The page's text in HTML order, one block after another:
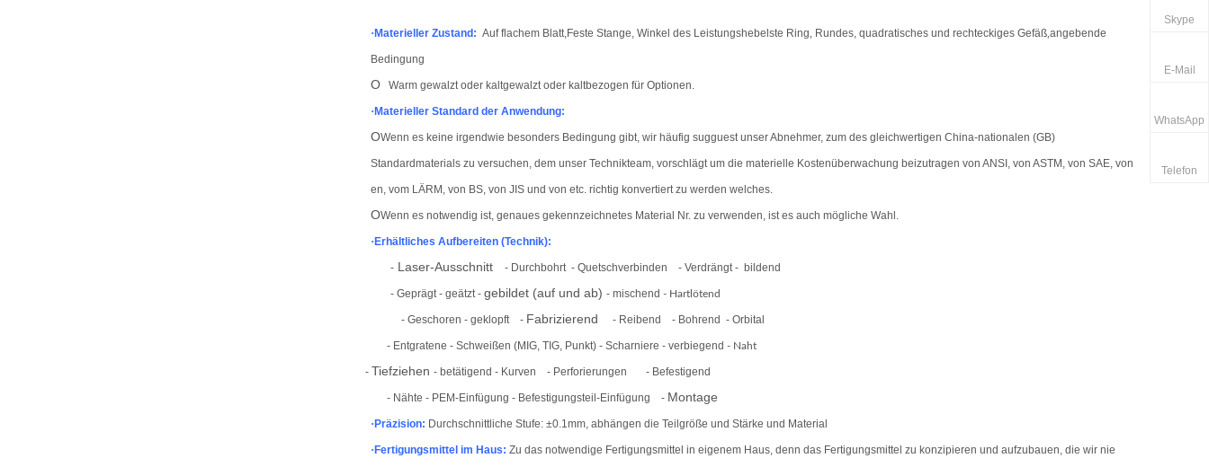
· Materieller Zustand: Auf flachem Blatt,Feste Stange, Winkel des Leistungshebelste Ring, Rundes, quadratisches und rechteckiges Gefäß,angebende
Bedingung
O Warm gewalzt oder kaltgewalzt oder kaltbezogen für Optionen.
· Materieller Standard der Anwendung:
OWenn es keine irgendwie besonders Bedingung gibt, wir häufig sugguest unser Abnehmer, zum des gleichwertigen China-nationalen (GB)
Standardmaterials zu versuchen, dem unser Technikteam, vorschlägt um die materielle Kostenüberwachung beizutragen von ANSI, von ASTM, von SAE, von
en, vom LÄRM, von BS, von JIS und von etc. richtig konvertiert zu werden welches.
OWenn es notwendig ist, genaues gekennzeichnetes Material Nr. zu verwenden, ist es auch mögliche Wahl.
· Erhältliches Aufbereiten (Technik):
- Laser-Ausschnitt - Durchbohrt - Quetschverbinden - Verdrängt - bildend
- Geprägt - geätzt - gebildet (auf und ab) - mischend - Hartlötend
- Geschoren - geklopft - Fabrizierend - Reibend - Bohrend - Orbital
- Entgratene - Schweißen (MIG, TIG, Punkt) - Scharniere - verbiegend - Naht
- Tiefziehen - betätigend - Kurven - Perforierungen - Befestigend
- Nähte - PEM-Einfügung - Befestigungsteil-Einfügung - Montage
· Präzision: Durchschnittliche Stufe: ±0.1mm, abhängen die Teilgröße und Stärke und Material
· Fertigungsmittel im Haus: Zu das notwendige Fertigungsmittel in eigenem Haus, denn das Fertigungsmittel zu konzipieren und aufzubauen, die wir nie
Skype
E-Mail
WhatsApp
Telefon